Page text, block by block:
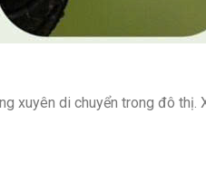
xuyên di chuyển trong đô thị.